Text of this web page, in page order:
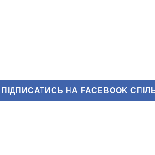
ПІДПИСАТИСЬ НА FACEBOOK